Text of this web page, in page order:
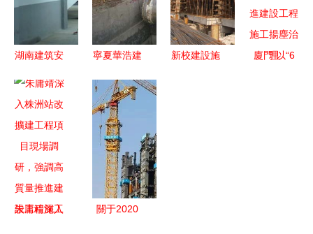
地”稱號
湖南建筑安
聚焦建筑智
能工程施工
與造價管理
的全產業鏈
實踐
寧夏華浩建
品質保障非
開挖頂管施
工，鑄就建
設工程堅實
根基
新校建設施
廈門 以“6
朱庸靖深入
關于2020